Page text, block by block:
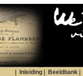
Inleiding Beeldbank